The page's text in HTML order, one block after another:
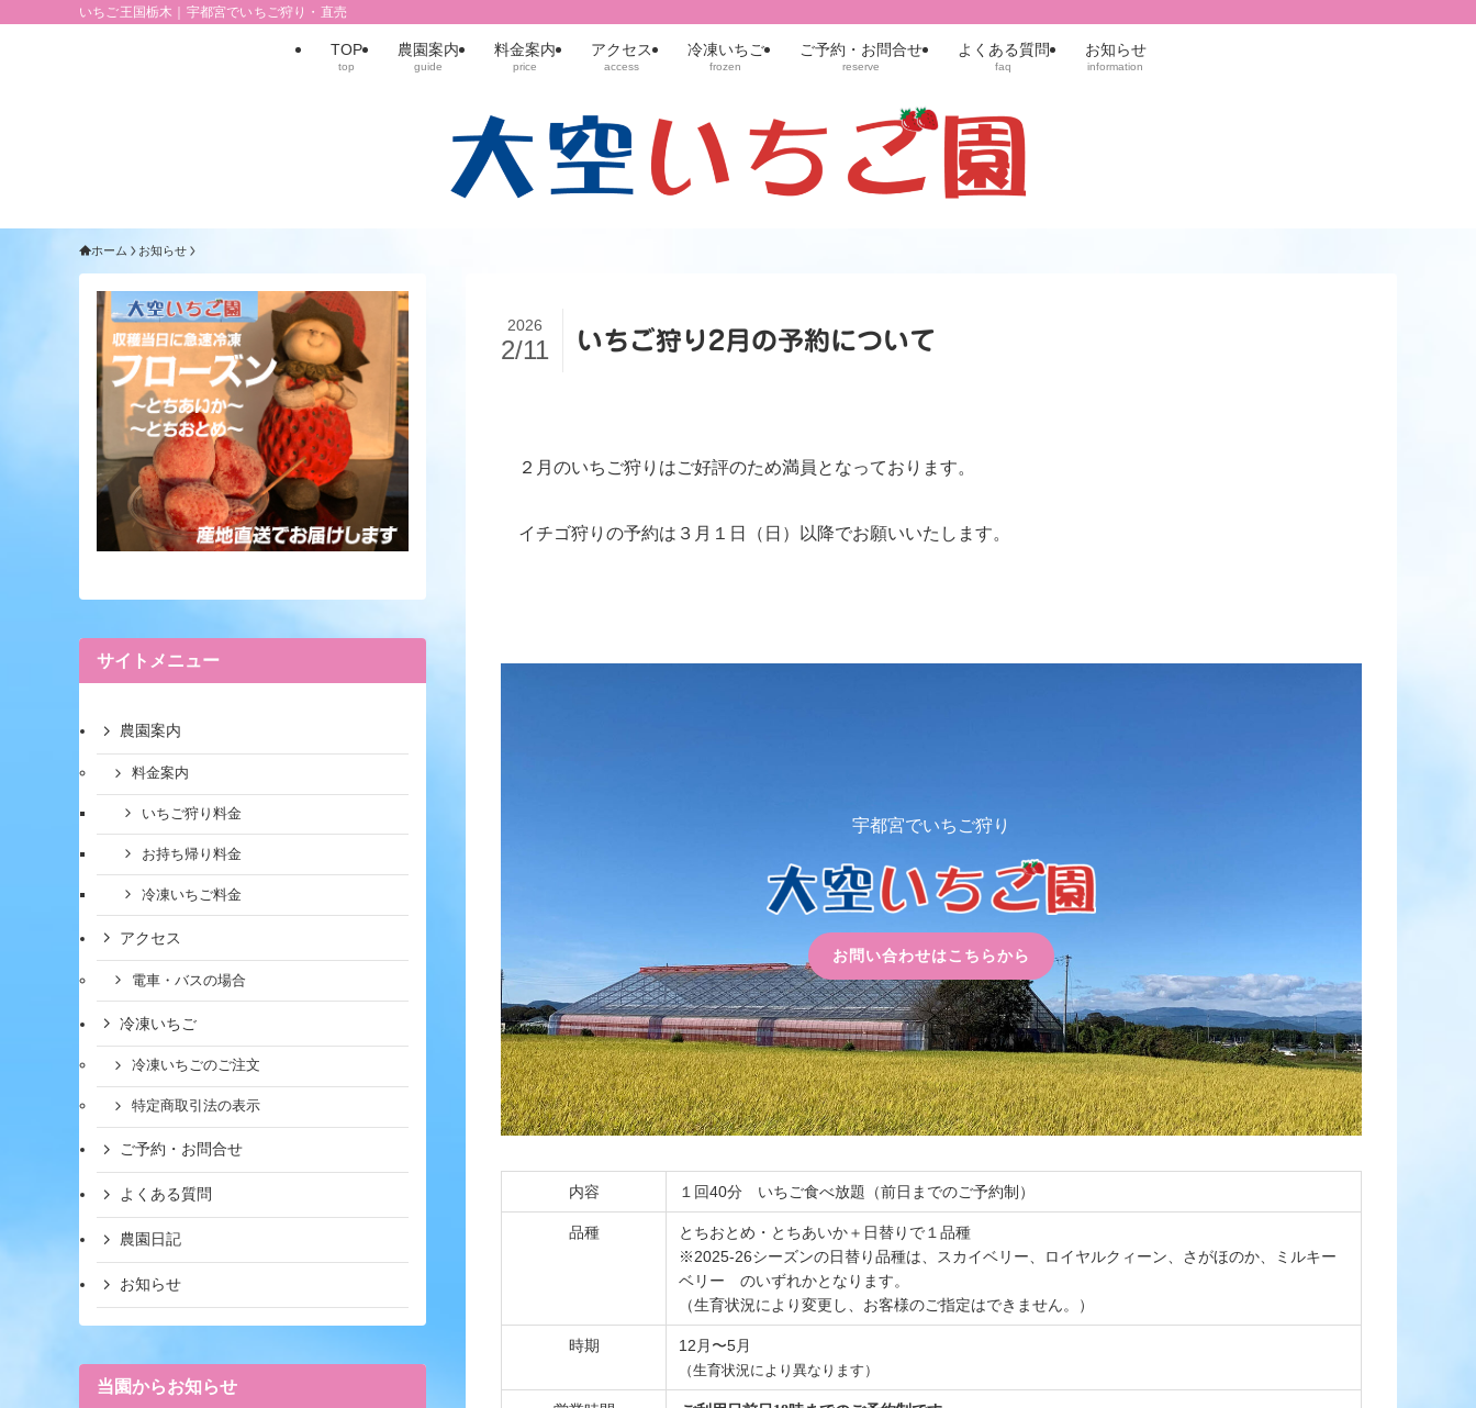
いちご王国栃木｜宇都宮でいちご狩り・直売
TOP
top
農園案内
guide
料金案内
price
アクセス
access
冷凍いちご
frozen
ご予約・お問合せ
reserve
よくある質問
faq
お知らせ
information
ホーム お知らせ
いちご狩り2月の予約について
2026
2/11
２月のいちご狩りはご好評のため満員となっております。
イチゴ狩りの予約は３月１日（日）以降でお願いいたします。
宇都宮でいちご狩り
お問い合わせはこちらから
内容 １回40分 いちご食べ放題（前日までのご予約制）
品種
とちおとめ・とちあいか＋日替りで１品種
※2025-26シーズンの日替り品種は、スカイベリー、ロイヤルクィーン、さがほのか、ミルキー
ベリー のいずれかとなります。
（生育状況により変更し、お客様のご指定はできません。）
時期 12月〜5月
（生育状況により異なります）
サイトメニュー
農園案内
料金案内
いちご狩り料金
お持ち帰り料金
冷凍いちご料金
アクセス
電車・バスの場合
冷凍いちご
冷凍いちごのご注文
特定商取引法の表示
ご予約・お問合せ
よくある質問
農園日記
お知らせ
当園からお知らせ